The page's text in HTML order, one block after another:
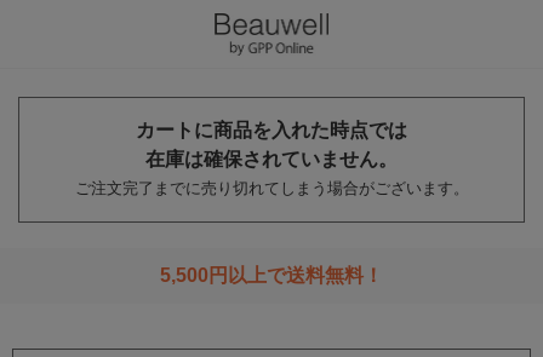
カートに商品を入れた時点では
在庫は確保されていません。
ご注文完了までに売り切れてしまう場合がございます。
5,500円以上で送料無料！